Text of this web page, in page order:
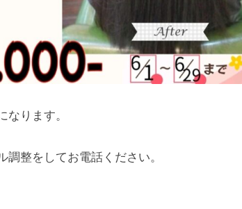
なります。
整をしてお電話ください。